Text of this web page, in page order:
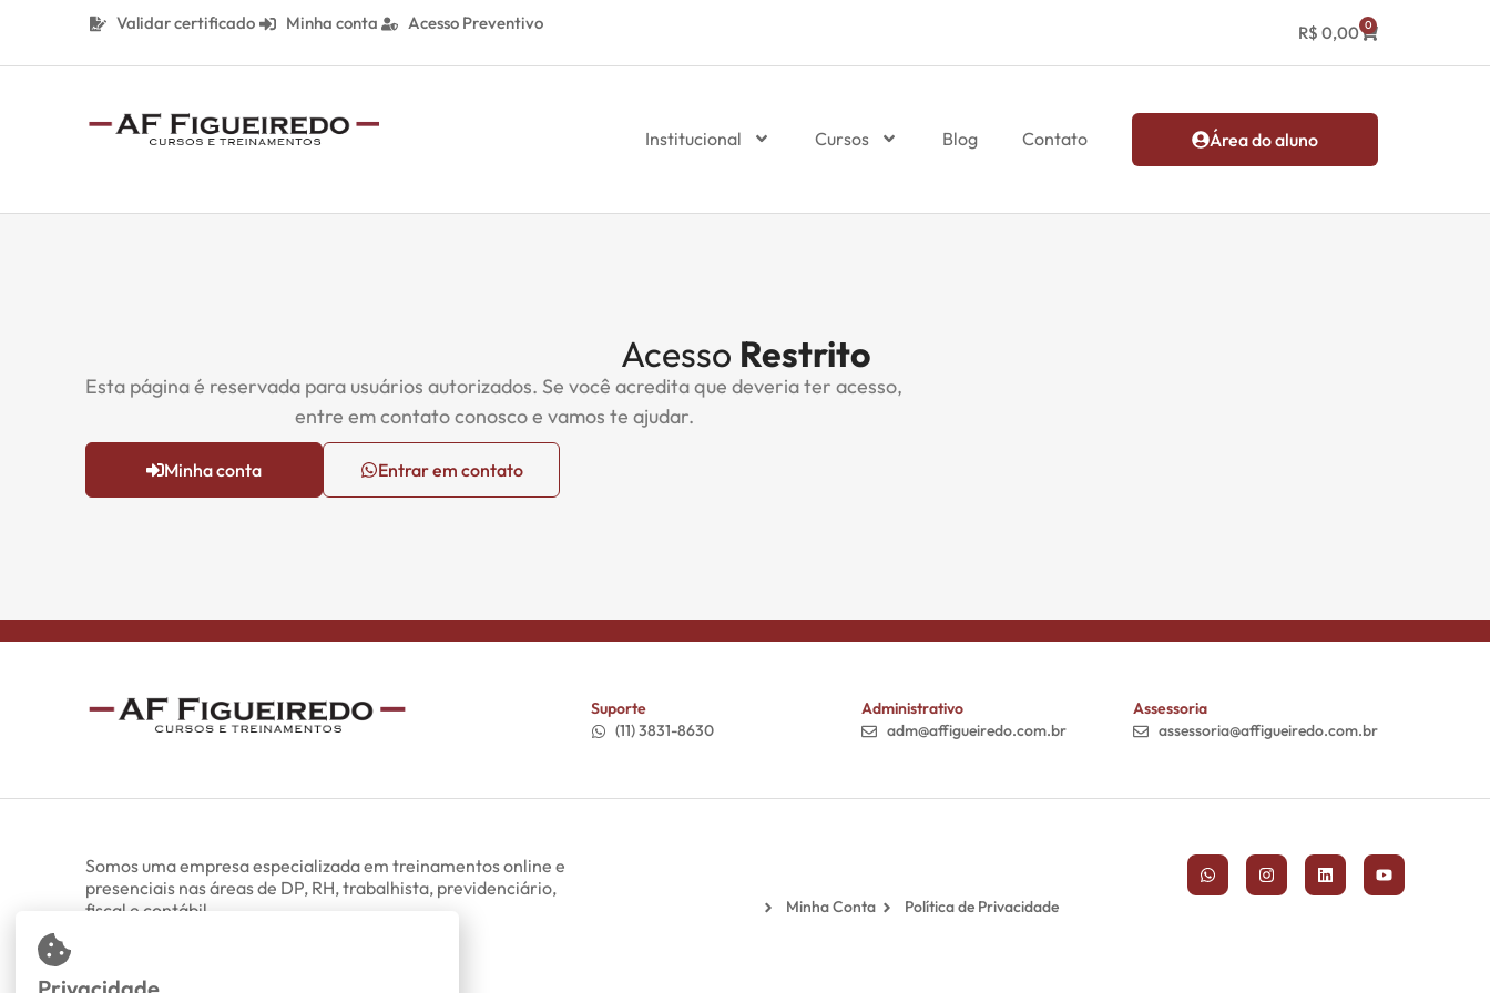
Validar certificado Minha conta Acesso Preventivo R$ 0,00 0
Institucional Cursos Blog Contato Área do aluno
Acesso Restrito
Esta página é reservada para usuários autorizados. Se você acredita que deveria ter acesso,
entre em contato conosco e vamos te ajudar.
Minha conta Entrar em contato
Suporte
(11) 3831-8630
Administrativo
adm@affigueiredo.com.br
Assessoria
assessoria@affigueiredo.com.br
Somos uma empresa especializada em treinamentos online e
presenciais nas áreas de DP, RH, trabalhista, previdenciário,
fiscal e contábil.
Minha Conta Política de Privacidade